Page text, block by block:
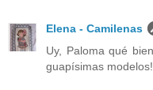
Elena - Camilenas
Uy, Paloma qué
guapísimas